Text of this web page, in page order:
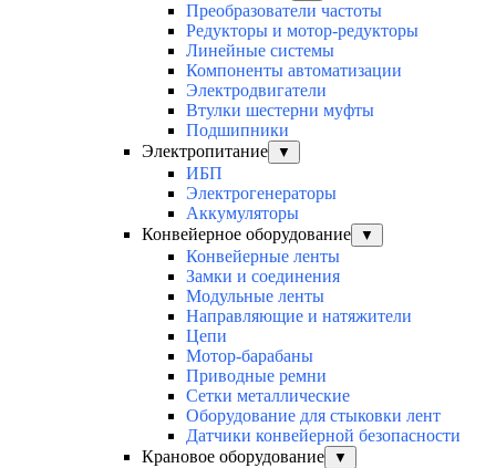
Преобразователи частоты
Редукторы и мотор-редукторы
Линейные системы
Компоненты автоматизации
Электродвигатели
Втулки шестерни муфты
Подшипники
Электропитание
▼
ИБП
Электрогенераторы
Аккумуляторы
Конвейерное оборудование
▼
Конвейерные ленты
Замки и соединения
Модульные ленты
Направляющие и натяжители
Цепи
Мотор-барабаны
Приводные ремни
Сетки металлические
Оборудование для стыковки лент
Датчики конвейерной безопасности
Крановое оборудование
▼